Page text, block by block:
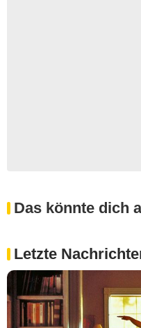
Das könnte dich
Letzte